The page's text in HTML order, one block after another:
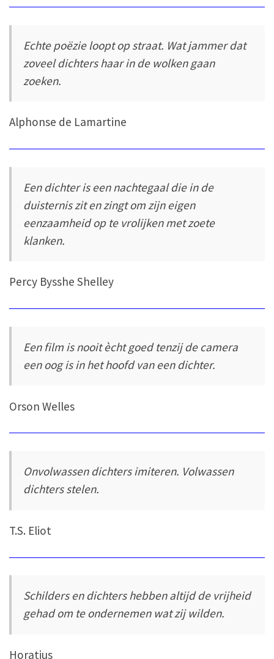
Echte poëzie loopt op straat. Wat jammer dat
zoveel dichters haar in de wolken gaan
zoeken.
Alphonse de Lamartine
Een dichter is een nachtegaal die in de
duisternis zit en zingt om zijn eigen
eenzaamheid op te vrolijken met zoete
klanken.
Percy Bysshe Shelley
Een film is nooit ècht goed tenzij de camera
een oog is in het hoofd van een dichter.
Orson Welles
Onvolwassen dichters imiteren. Volwassen
dichters stelen.
T.S. Eliot
Schilders en dichters hebben altijd de vrijheid
gehad om te ondernemen wat zij wilden.
Horatius